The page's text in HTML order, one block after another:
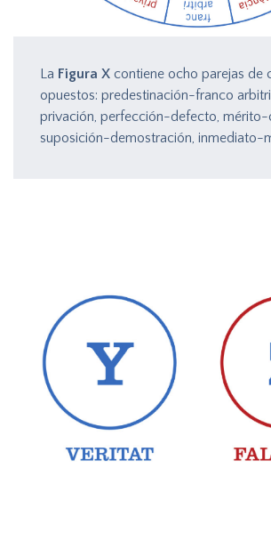
La Figura X contiene ocho parejas de
opuestos: predestinación-franco
privación, perfección-defecto, mérito-
suposición-demostración, inmediato-